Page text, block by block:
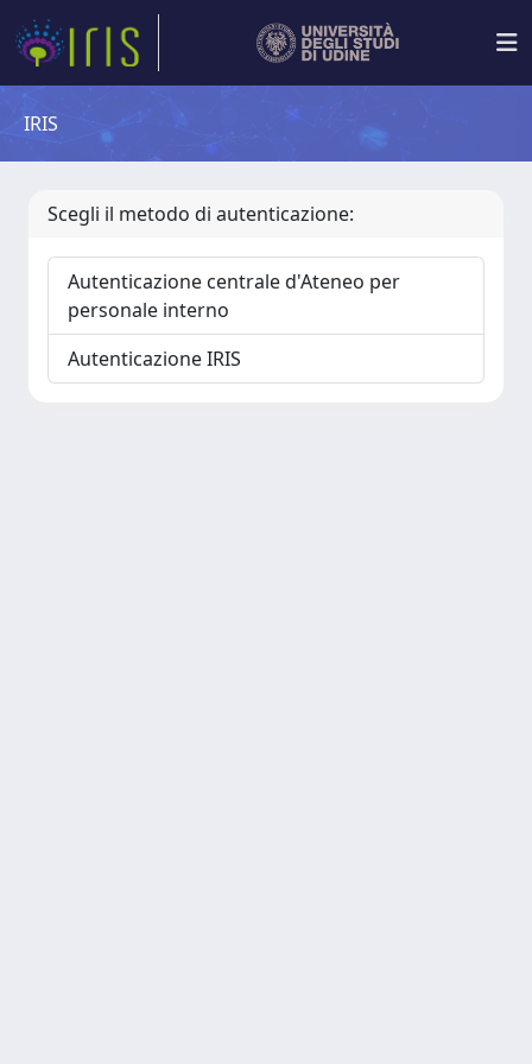
IRIS
Scegli il metodo di autenticazione:
Autenticazione centrale d'Ateneo per
personale interno
Autenticazione IRIS